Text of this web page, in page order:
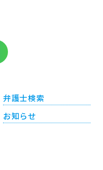
弁護士検索
お知らせ